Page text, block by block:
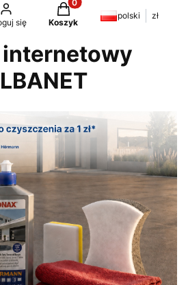
się
Produkty w koszyku: 0.
Koszyk
polski zł
internetowy